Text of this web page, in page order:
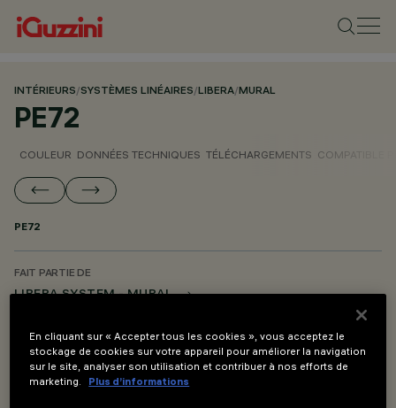
INTÉRIEURS/SYSTÈMES LINÉAIRES/LIBERA/MURAL
PE72
COULEUR DONNÉES TECHNIQUES TÉLÉCHARGEMENTS COMPATIBLE
PE72
FAIT PARTIE DE
LIBERA SYSTEM - MURAL
LIBERA SYSTEM - ACCESSOIRE DE MONTAGE ET ALIMENTATION
En cliquant sur « Accepter tous les cookies », vous acceptez le
stockage de cookies sur votre appareil pour améliorer la navigation
sur le site, analyser son utilisation et contribuer à nos efforts de
marketing.
Plus d’informations